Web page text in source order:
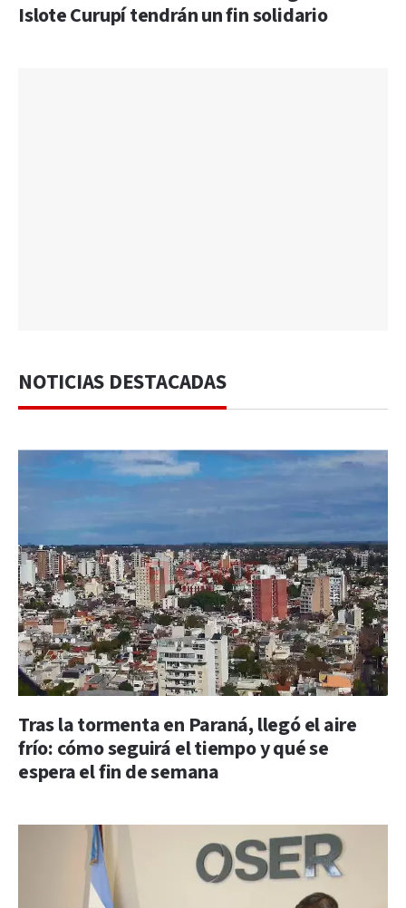
Islote Curupí tendrán un fin solidario
NOTICIAS DESTACADAS
Tras la tormenta en Paraná, llegó el aire
frío: cómo seguirá el tiempo y qué se
espera el fin de semana